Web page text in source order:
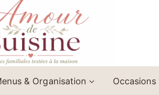
& Organisation Occasions